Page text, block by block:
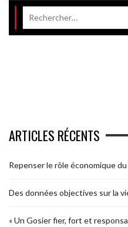
ARTICLES RÉCENTS
Repenser le rôle économique
Des données objectives sur la
« Un Gosier fier, fort et